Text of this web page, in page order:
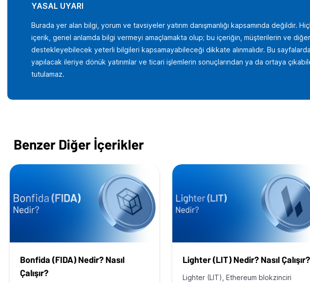
YASAL UYARI
Burada yer alan bilgi, yorum ve tavsiyeler yatırım danışmanlığı kapsamında değildir.
içerik, genel anlamda bilgi vermeyi amaçlamakta olup; bu içeriğin, müşterilerin ve diğer
destekleyebilecek yeterli bilgileri kapsamayabileceği dikkate alınmalıdır. Bu
yapılacak ileriye dönük yatırımlar ve ticari işlemlerin sonuçlarından ya da ortaya
tutulamaz.
Benzer Diğer İçerikler
Bonfida (FIDA) Nedir? Nasıl
Çalışır?
Lighter (LIT) Nedir? Nasıl Çalışır?
Lighter (LIT), Ethereum blokzinciri